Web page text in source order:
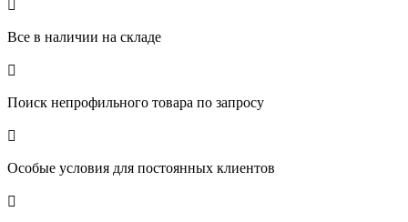

Все в наличии на складе

Поиск непрофильного товара по запросу

Особые условия для постоянных клиентов
